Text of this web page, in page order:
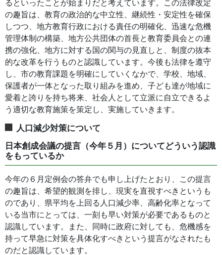
るといったことが始まりだと考えています。この法律改定
の趣旨は、教育の政治的な中立性、継続性・安定性を確保
しつつ、地方教育行政における責任の明確化、迅速な危機
管理体制の構築、地方公共団体の首長と教育委員会との連
携の強化、地方に対する国の関与の見直しと、制度の抜本
的な改革を行うものと認識しています。今後も法律を遵守
し、市の教育課題を明確にしていくなかで、学校、地域、
保護者が一体となった取り組みを進め、子ども達が地域に
愛着と誇りを持ち将来、社会人として立派に自立できるよ
う適切な教育施策を策定し、実施していきます。
人口減少対策について
日本創成会議の提言（今年５月）についてどういう認識
をもっているか
今年の６月定例会の答弁でも申し上げたとおり、この提言
の趣旨は、希望的観測を排し、現実を直視すべきというも
のであり、県平均を上回る人口減少率、高齢化率となって
いる当市にとっては、一刻も早い対策が必要であるものと
認識しています。また、同時に政府に対しても、危機感を
持って早急に対策を具体化すべきという提言がなされたも
のだと認識しています。